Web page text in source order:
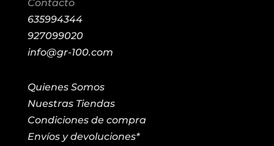
Contacto
635994344
927099020
info@gr-100.com
Quienes Somos
Nuestras Tiendas
Condiciones de compra
Envíos y devoluciones*